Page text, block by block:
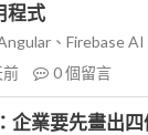
程式
、Firebase AI
前 0個留言
企業要先畫出